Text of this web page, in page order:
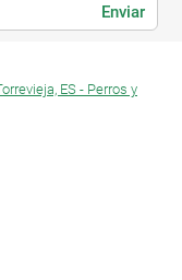
Enviar
ES - Perros y